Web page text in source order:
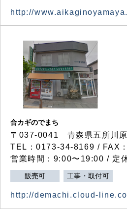
http://
合カギのでまち
〒037-0041 青森県五所川
TEL：0173-34-8169 / FAX
営業時間：9:00〜19:00 / 定
販売可 工事・取付可
http://demachi.cloud-